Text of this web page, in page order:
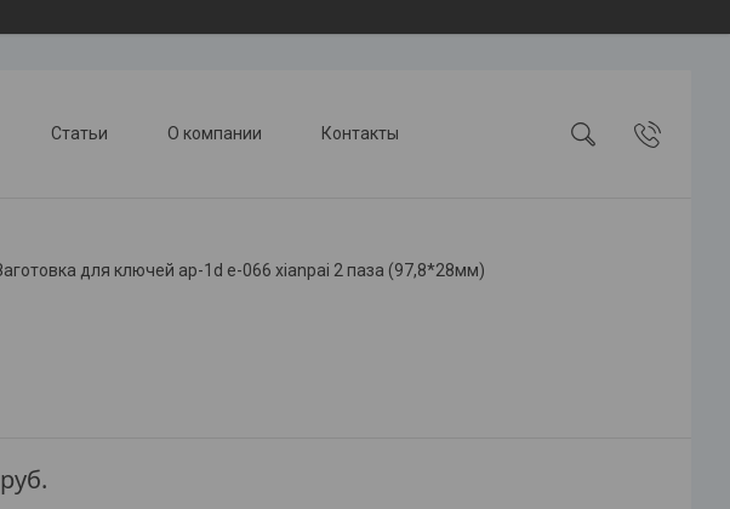
Статьи О компании Контакты
для ключей ap-1d e-066 xianpai 2 паза (97,8*28мм)
руб.